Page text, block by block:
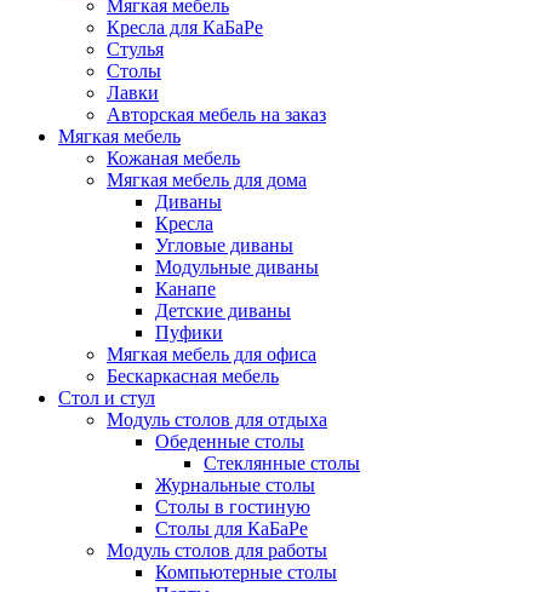
Мягкая мебель
Кресла для КаБаРе
Стулья
Столы
Лавки
Авторская мебель на заказ
Мягкая мебель
Кожаная мебель
Мягкая мебель для дома
Диваны
Кресла
Угловые диваны
Модульные диваны
Канапе
Детские диваны
Пуфики
Мягкая мебель для офиса
Бескаркасная мебель
Стол и стул
Модуль столов для отдыха
Обеденные столы
Стеклянные столы
Журнальные столы
Столы в гостиную
Столы для КаБаРе
Модуль столов для работы
Компьютерные столы